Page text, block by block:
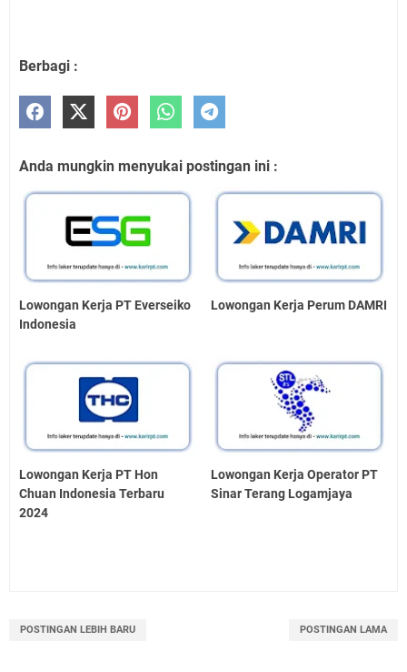
Berbagi :
Anda mungkin menyukai postingan ini :
Lowongan Kerja PT Everseiko
Indonesia
Lowongan Kerja Perum DAMRI
Lowongan Kerja PT Hon
Chuan Indonesia Terbaru
2024
Lowongan Kerja Operator PT
Sinar Terang Logamjaya
POSTINGAN LEBIH BARU POSTINGAN LAMA